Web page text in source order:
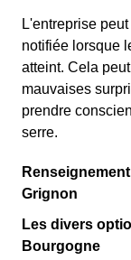
L'entreprise
notifiée lorsque
atteint. Cela
mauvaises
prendre
serre.
Grignon
Les divers
Bourgogne